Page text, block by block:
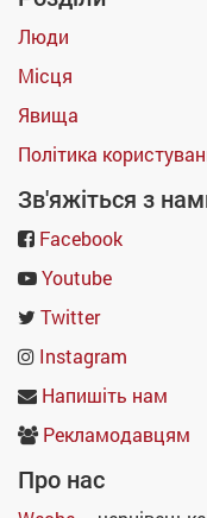
Люди
Місця
Явища
Політика
Зв'яжіться з
Facebook
Youtube
Twitter
Instagram
Напишіть нам
Рекламодавцям
Про нас